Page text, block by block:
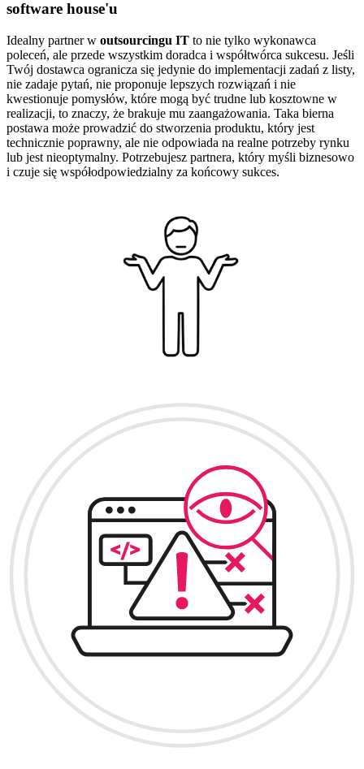
software house'u
Idealny partner w outsourcingu IT to nie tylko wykonawca
poleceń, ale przede wszystkim doradca i współtwórca sukcesu. Jeśli
Twój dostawca ogranicza się jedynie do implementacji zadań z listy,
nie zadaje pytań, nie proponuje lepszych rozwiązań i nie
kwestionuje pomysłów, które mogą być trudne lub kosztowne w
realizacji, to znaczy, że brakuje mu zaangażowania. Taka bierna
postawa może prowadzić do stworzenia produktu, który jest
technicznie poprawny, ale nie odpowiada na realne potrzeby rynku
lub jest nieoptymalny. Potrzebujesz partnera, który myśli biznesowo
i czuje się współodpowiedzialny za końcowy sukces.